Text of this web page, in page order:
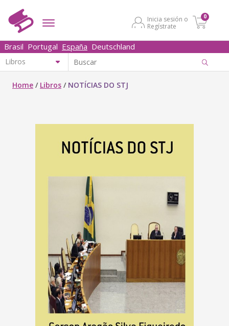
Inicia sesión o
Regístrate
0
Brasil Portugal España Deutschland
Home / Libros / NOTÍCIAS DO STJ